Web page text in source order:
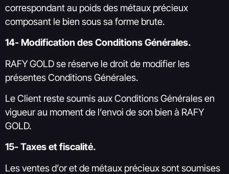
correspondant au poids des métaux précieux
composant le bien sous sa forme brute.
14- Modification des Conditions Générales.
RAFY GOLD se réserve le droit de modifier les
présentes Conditions Générales.
Le Client reste soumis aux Conditions Générales en
vigueur au moment de l’envoi de son bien à RAFY
GOLD.
15- Taxes et fiscalité.
Les ventes d’or et de métaux précieux sont soumises